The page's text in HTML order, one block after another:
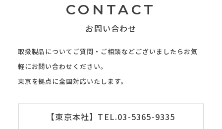
CONTACT
お問い合わせ
取扱製品についてご質問・ご相談などございましたらお気
軽にお問い合わせください。
東京を拠点に全国対応いたします。
【東京本社】TEL.03-5365-9335